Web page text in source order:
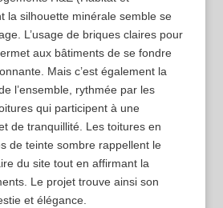
la silhouette minérale semble se
L’usage de briques claires pour
aux bâtiments de se fondre
Mais c’est également la
l’ensemble, rythmée par les
qui participent à une
de tranquillité. Les toitures en
de teinte sombre rappellent le
du site tout en affirmant la
Le projet trouve ainsi son
et élégance.